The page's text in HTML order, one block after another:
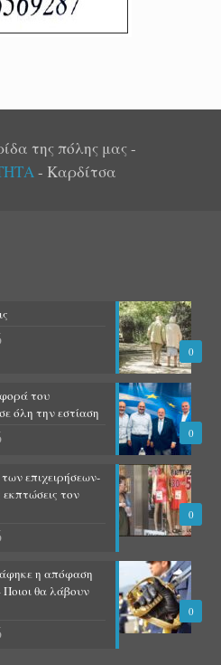
της πόλης μας -
- Καρδίτσα
0
0
του
όλη την εστίαση
0
επιχειρήσεων-
τον
0
η απόφαση
Ποιοι θα λάβουν